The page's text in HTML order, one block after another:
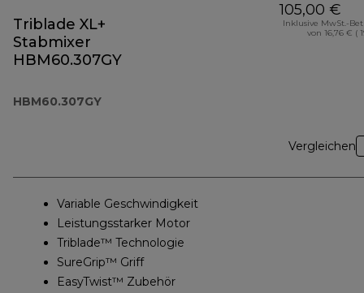
Triblade XL+
Stabmixer
HBM60.307GY
HBM60.307GY
105,00 €
Inklusive MwSt.-
von 16,76 € (
Vergleichen
Variable Geschwindigkeit
Leistungsstarker Motor
Triblade™ Technologie
SureGrip™ Griff
EasyTwist™ Zubehör